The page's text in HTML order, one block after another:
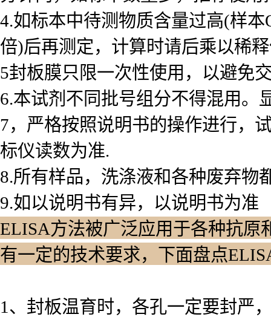
4.如标本中待测物质含量过高(样
倍)后再测定，计算时请后乘以稀
5封板膜只限一次性使用，以避免
6.本试剂不同批号组分不得混用。
7，严格按照说明书的操作进行，
标仪读数为准.
8.所有样品，洗涤液和各种废弃物
9.如以说明书有异，以说明书为准
ELISA方法被广泛应用于各种抗原
有一定的技术要求，下面盘点
1、封板温育时，各孔一定要封严